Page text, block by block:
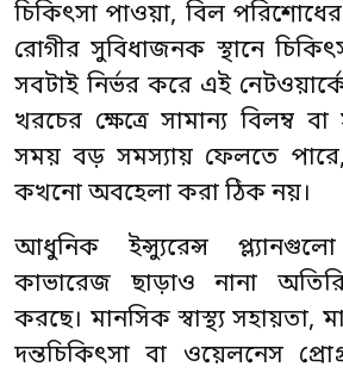
চিকিৎসা পাওয়া, বিল পরিশোধের
রোগীর সুবিধাজনক স্থানে
সবটাই নির্ভর করে এই
খরচের ক্ষেত্রে সামান্য বিলম্ব
সময় বড় সমস্যায় ফেলতে
কখনো অবহেলা করা ঠিক নয়।
আধুনিক ইন্স্যুরেন্স
কাভারেজ ছাড়াও নানা
করছে। মানসিক স্বাস্থ্য সহায়তা,
দন্তচিকিৎসা বা ওয়েলনেস